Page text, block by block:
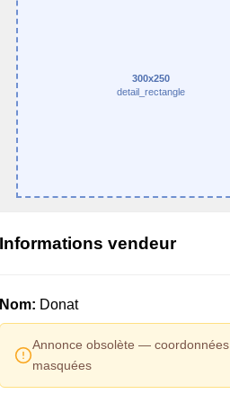
300x250
detail_rectangle
Informations vendeur
Nom: Donat
Annonce obsolète — coordonnées
masquées